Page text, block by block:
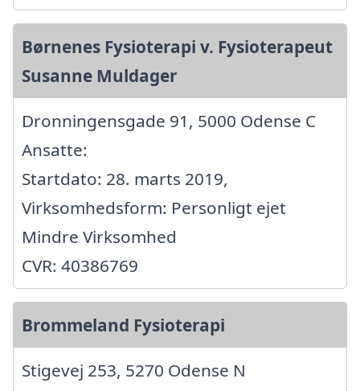
Børnenes Fysioterapi v. Fysioterapeut
Susanne Muldager
Dronningensgade 91, 5000 Odense C
Ansatte:
Startdato: 28. marts 2019,
Virksomhedsform: Personligt ejet
Mindre Virksomhed
CVR: 40386769
Brommeland Fysioterapi
Stigevej 253, 5270 Odense N